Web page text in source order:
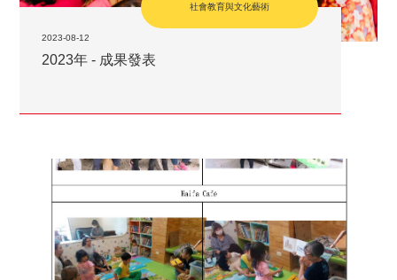
社會教育與文化藝術
2023-08-12
2023年 - 成果發表